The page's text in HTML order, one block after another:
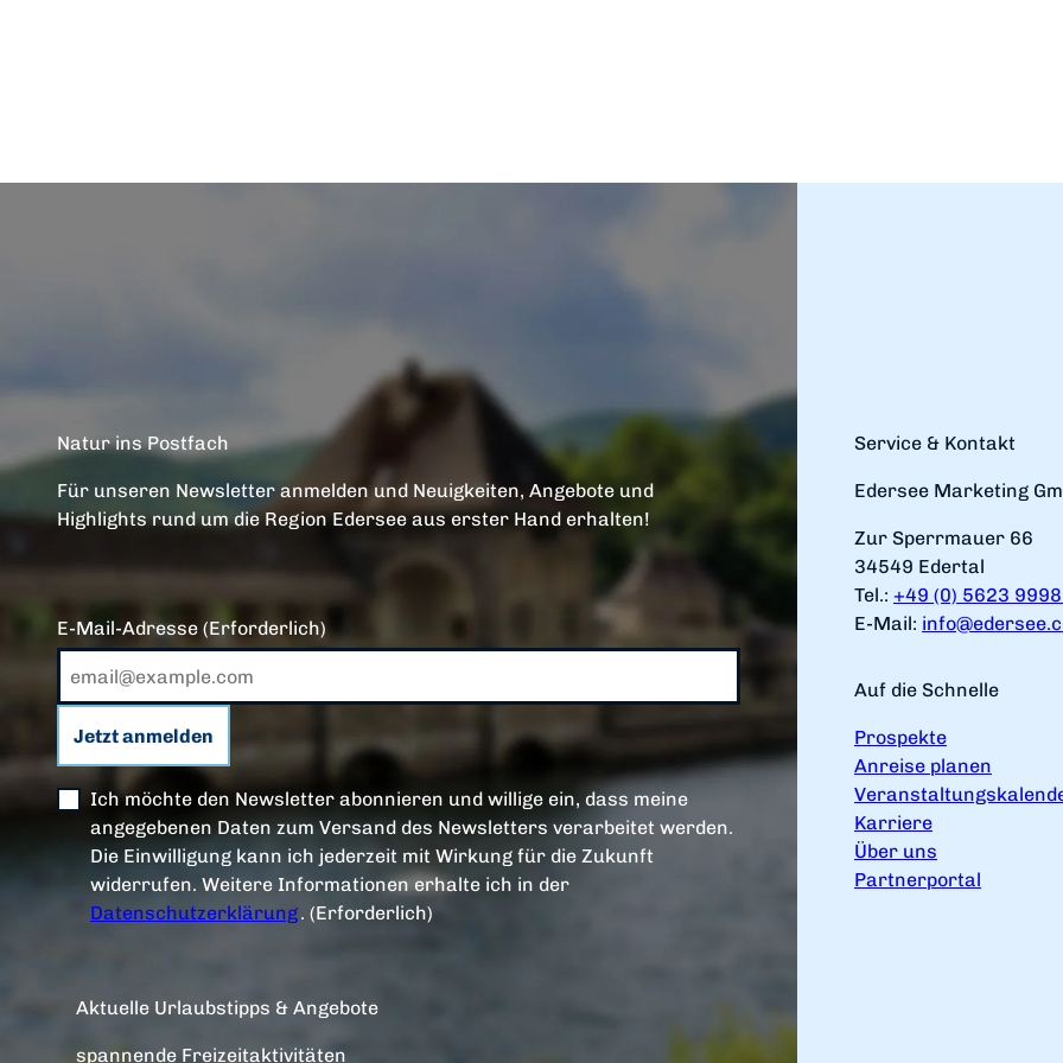
Natur ins Postfach
Für unseren Newsletter anmelden und Neuigkeiten, Angebote und
Highlights rund um die Region Edersee aus erster Hand erhalten!
E-Mail-Adresse (Erforderlich)
Jetzt anmelden
Ich möchte den Newsletter abonnieren und willige ein, dass meine
angegebenen Daten zum Versand des Newsletters verarbeitet werden.
Die Einwilligung kann ich jederzeit mit Wirkung für die Zukunft
widerrufen. Weitere Informationen erhalte ich in der
Datenschutzerklärung. (Erforderlich)
Aktuelle Urlaubstipps & Angebote
spannende Freizeitaktivitäten
Service & Kontakt
Edersee Marketing
Zur Sperrmauer 66
34549 Edertal
Tel.: +49 (0) 5623
E-Mail:
Auf die Schnelle
Prospekte
Anreise planen
Karriere
Über uns
Partnerportal